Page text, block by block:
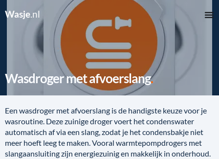
Wasje.nl
Wasdroger met afvoerslang
Een wasdroger met afvoerslang is de handigste keuze voor je
wasroutine. Deze zuinige droger voert het condenswater
automatisch af via een slang, zodat je het condensbakje niet
meer hoeft leeg te maken. Vooral warmtepompdrogers met
slangaansluiting zijn energiezuinig en makkelijk in onderhoud.